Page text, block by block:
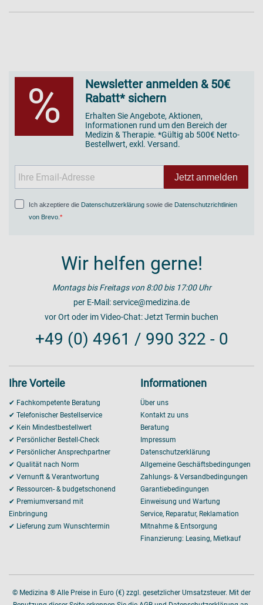
%
Newsletter anmelden & 50€
Rabatt* sichern
Erhalten Sie Angebote, Aktionen,
Informationen rund um den Bereich der
Medizin & Therapie. *Gültig ab 500€ Netto-
Bestellwert, exkl. Versand.
Jetzt anmelden
Ich akzeptiere die Datenschutzerklärung sowie die Datenschutzrichtlinien
von Brevo
Wir helfen gerne!
Montags bis Freitags von 8:00 bis 17:00 Uhr
per E-Mail:service@medizina.de
vor Ort oder im Video-Chat:Jetzt Termin buchen
+49 (0) 4961 / 990 322 - 0
Ihre Vorteile
✔ Fachkompetente Beratung
✔ Telefonischer Bestellservice
✔ Kein Mindestbestellwert
✔ Persönlicher Bestell-Check
✔ Persönlicher Ansprechpartner
✔ Qualität nach Norm
✔ Vernunft & Verantwortung
✔ Ressourcen- & budgetschonend
✔ Premiumversand mit
Einbringung
✔ Lieferung zum Wunschtermin
Informationen
Über uns
Kontakt zu uns
Beratung
Impressum
Datenschutzerklärung
Allgemeine Geschäftsbedingungen
Zahlungs- & Versandbedingungen
Garantiebedingungen
Einweisung und Wartung
Service, Reparatur, Reklamation
Mitnahme & Entsorgung
Finanzierung: Leasing, Mietkauf
© Medizina ® Alle Preise in Euro (€) zzgl. gesetzlicher Umsatzsteuer. Mit der